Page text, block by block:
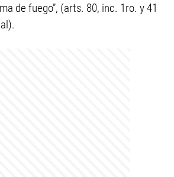
de fuego”, (arts. 80, inc. 1ro. y 41